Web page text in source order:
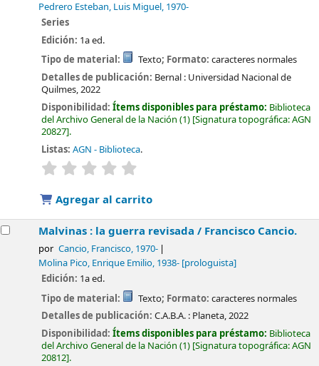
Pedrero Esteban, Luis Miguel, 1970-
Series
Edición: 1a ed.
Tipo de material:
Texto; Formato: caracteres normales
Detalles de publicación: Bernal : Universidad Nacional de
Quilmes,2022
Disponibilidad:Ítems disponibles para préstamo: Biblioteca
del Archivo General de la Nación (1) Signatura topográfica:AGN
20827 .
Listas: AGN - Biblioteca.
valoración
Agregar al carrito
Malvinas : la guerra revisada / Francisco Cancio.
por Cancio, Francisco, 1970-
Molina Pico, Enrique Emilio, 1938- [prologuista]
Edición: 1a ed.
Tipo de material:
Texto; Formato: caracteres normales
Detalles de publicación:C.A.B.A. : Planeta,2022
Disponibilidad:Ítems disponibles para préstamo: Biblioteca
del Archivo General de la Nación (1) Signatura topográfica:AGN
20812 .